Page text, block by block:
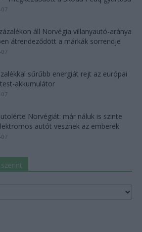
07
áll Norvégia villanyautó-aránya
átrendeződött a márkák sorrendje
07
sűrűbb energiát rejt az európai
akkumulátor
07
Norvégiát: már náluk is szinte
autót vesznek az emberek
07